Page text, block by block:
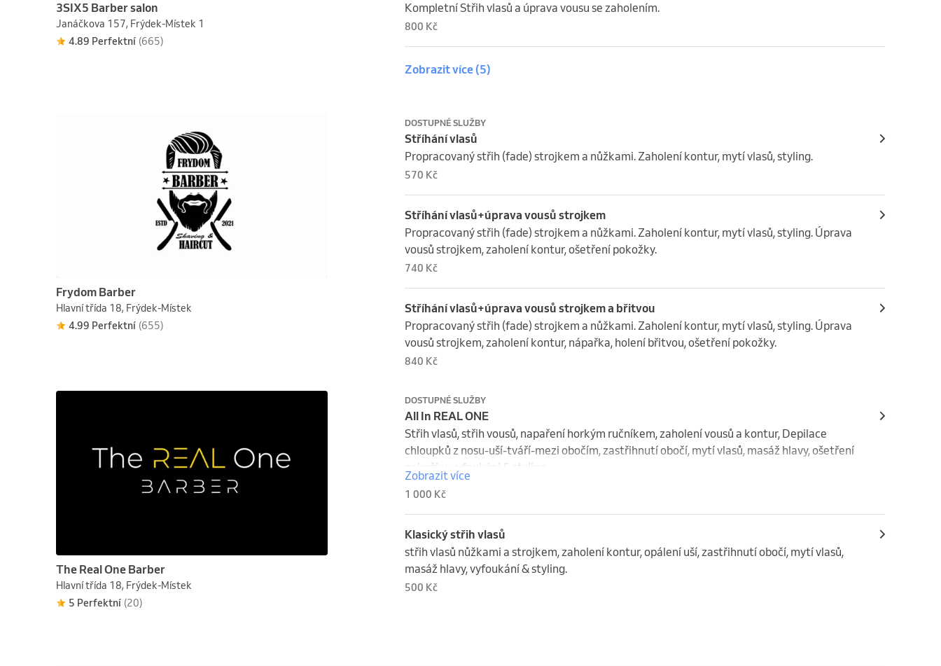
3SIX5 Barber salon
Janáčkova 157, Frýdek-Místek 1
4.89 Perfektní (665)
Kompletní Střih vlasů a úprava vousu se zaholením.
800 Kč
Zobrazit více(5)
Frydom Barber
Hlavní třída 18, Frýdek-Místek
4.99 Perfektní (655)
DOSTUPNÉ SLUŽBY
Stříhání vlasů
Propracovaný střih (fade) strojkem a nůžkami. Zaholení kontur, mytí vlasů, styling.
570 Kč
Stříhání vlasů+úprava vousů strojkem
Propracovaný střih (fade) strojkem a nůžkami. Zaholení kontur, mytí vlasů, styling. Úprava
vousů strojkem, zaholení kontur, ošetření pokožky.
740 Kč
Stříhání vlasů+úprava vousů strojkem a břitvou
Propracovaný střih (fade) strojkem a nůžkami. Zaholení kontur, mytí vlasů, styling. Úprava
vousů strojkem, zaholení kontur, nápařka, holení břitvou, ošetření pokožky.
840 Kč
The Real One Barber
Hlavní třída 18, Frýdek-Místek
5 Perfektní (20)
DOSTUPNÉ SLUŽBY
All In REAL ONE
Střih vlasů, střih vousů, napaření horkým ručníkem, zaholení vousů a kontur, Depilace
chloupků z nosu-uší-tváří-mezi obočím, zastřihnutí obočí, mytí vlasů, masáž hlavy, ošetření
pokožky, vyfoukání & styling.
Zobrazit více
1 000 Kč
Klasický střih vlasů
střih vlasů nůžkami a strojkem, zaholení kontur, opálení uší, zastřihnutí obočí, mytí vlasů,
masáž hlavy, vyfoukání & styling.
500 Kč